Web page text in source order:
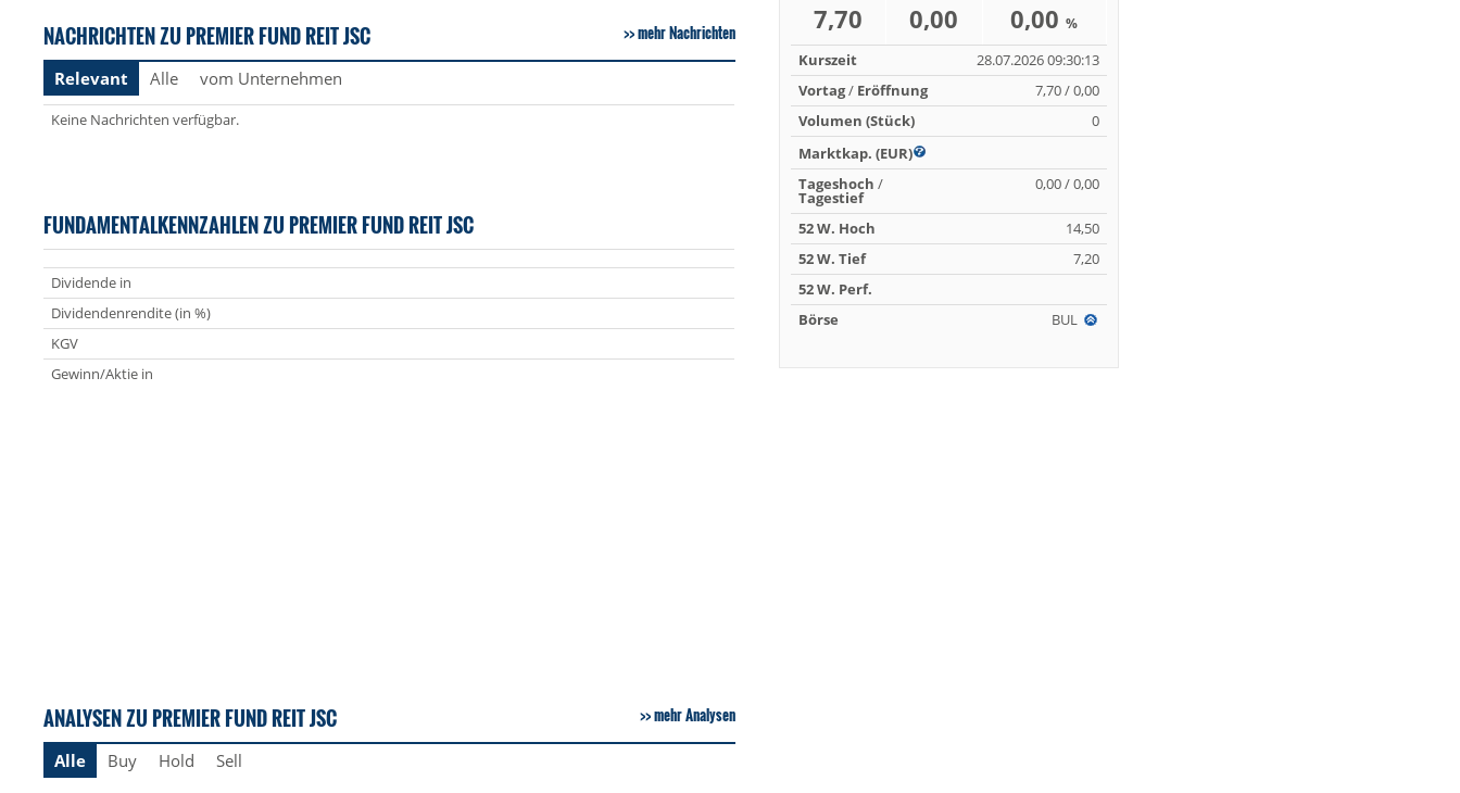
NACHRICHTEN ZU PREMIER FUND REIT JSC mehr Nachrichten
Relevant Alle vom Unternehmen
Keine Nachrichten verfügbar.
FUNDAMENTALKENNZAHLEN ZU PREMIER FUND REIT JSC
Dividende in
Dividendenrendite (in %)
KGV
Gewinn/Aktie in
ANALYSEN ZU PREMIER FUND REIT JSC mehr Analysen
Alle Buy Hold Sell
7,70 0,00 0,00%
Kurszeit
28.07.2026 09:30:13
Vortag/ Eröffnung
7,70 / 0,00
Volumen (Stück)
0
Marktkap. (EUR)
Tageshoch /
Tagestief
0,00 / 0,00
52 W. Hoch
14,50
52 W. Tief
7,20
52 W. Perf.
Börse
BUL